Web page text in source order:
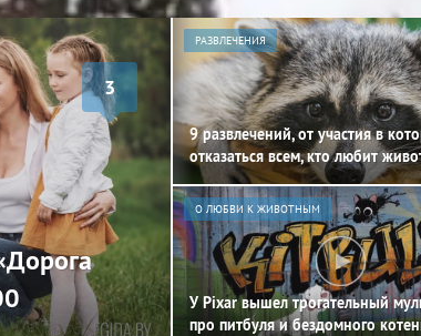
3
РАЗВЛЕЧЕНИЯ
9 развлечений, от участия в
отказаться всем, кто любит
О ЛЮБВИ К ЖИВОТНЫМ
У Pixar вышел трогательный
про питбуля и бездомного